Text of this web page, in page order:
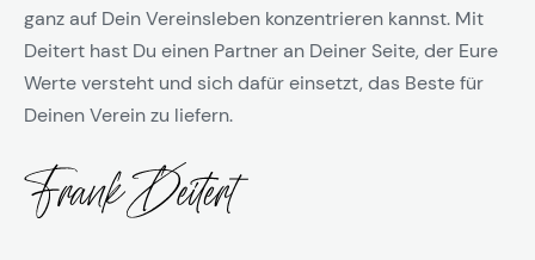
ganz auf Dein Vereinsleben konzentrieren kannst. Mit
Deitert hast Du einen Partner an Deiner Seite, der Eure
Werte versteht und sich dafür einsetzt, das Beste für
Deinen Verein zu liefern.